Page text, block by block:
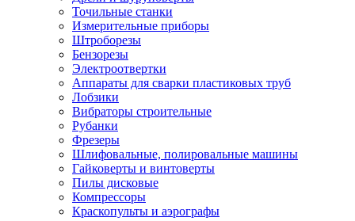
Точильные станки
Измерительные приборы
Штроборезы
Бензорезы
Электроотвертки
Аппараты для сварки пластиковых труб
Лобзики
Вибраторы строительные
Рубанки
Фрезеры
Шлифовальные, полировальные машины
Гайковерты и винтоверты
Пилы дисковые
Компрессоры
Краскопульты и аэрографы